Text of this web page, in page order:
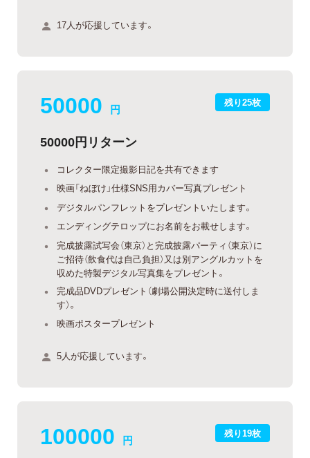
17人が応援しています。
残り25枚
50000 円
50000円リターン
コレクター限定撮影日記を共有できます
映画「ねぼけ」仕様SNS用カバー写真プレゼント
デジタルパンフレットをプレゼントいたします。
エンディングテロップにお名前をお載せします。
完成披露試写会（東京）と完成披露パーティ（東京）に
ご招待（飲食代は自己負担）又は別アングルカットを
収めた特製デジタル写真集をプレゼント。
完成品DVDプレゼント（劇場公開決定時に送付しま
す）。
映画ポスタープレゼント
5人が応援しています。
残り19枚
100000 円